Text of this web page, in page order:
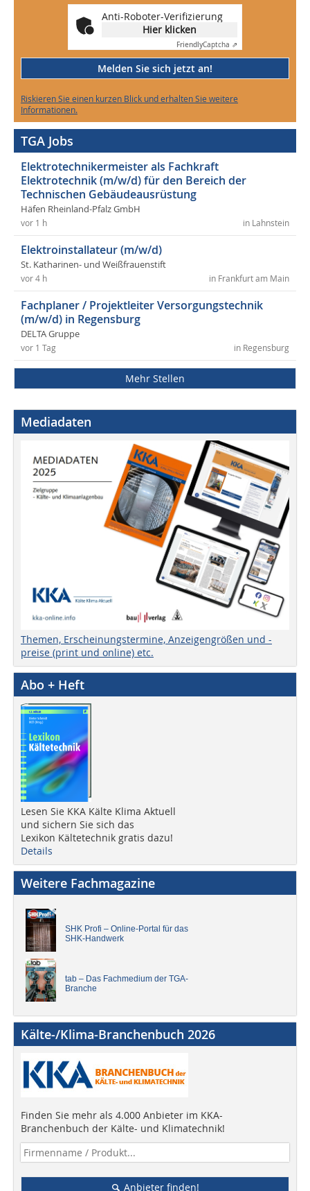
Anti-Roboter-Verifizierung
Hier klicken
FriendlyCaptcha ⇗
Melden Sie sich jetzt an!
Riskieren Sie einen kurzen Blick und erhalten Sie weitere
Informationen.
TGA Jobs
Elektrotechnikermeister als Fachkraft
Elektrotechnik (m/w/d) für den Bereich der
Technischen Gebäudeausrüstung
Häfen Rheinland-Pfalz GmbH
in Lahnstein
vor 1 h
Elektroinstallateur (m/w/d)
St. Katharinen- und Weißfrauenstift
in Frankfurt am Main
vor 4 h
Fachplaner / Projektleiter Versorgungstechnik
(m/w/d) in Regensburg
DELTA Gruppe
in Regensburg
vor 1 Tag
Mehr Stellen
Mediadaten
Themen, Erscheinungstermine, Anzeigengrößen und -
preise (print und online) etc.
Abo + Heft
Lesen Sie KKA Kälte Klima Aktuell
und sichern Sie sich das
Lexikon Kältetechnik gratis dazu!
Details
Weitere Fachmagazine
SHK Profi – Online-Portal für das
SHK-Handwerk
tab – Das Fachmedium der TGA-
Branche
Kälte-/Klima-Branchenbuch 2026
Finden Sie mehr als 4.000 Anbieter im KKA-
Branchenbuch der Kälte- und Klimatechnik!
Anbieter finden!